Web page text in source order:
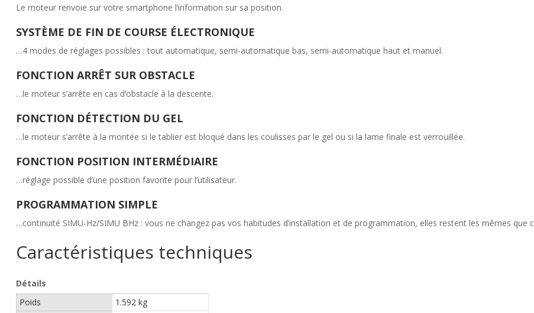
Le moteur renvoie sur votre smartphone l’information sur sa position.
SYSTÈME DE FIN DE COURSE ÉLECTRONIQUE
…4 modes de réglages possibles : tout automatique, semi-automatique bas, semi-automatique haut et manuel.
FONCTION ARRÊT SUR OBSTACLE
…le moteur s’arrête en cas d’obstacle à la descente.
FONCTION DÉTECTION DU GEL
…le moteur s’arrête à la montée si le tablier est bloqué dans les coulisses par le gel ou si la lame finale est verrouillée.
FONCTION POSITION INTERMÉDIAIRE
…réglage possible d’une position favorite pour l’utilisateur.
PROGRAMMATION SIMPLE
…continuité SIMU-Hz/SIMU BHz : vous ne changez pas vos habitudes d’installation et de programmation, elles restent les mêmes que
Caractéristiques techniques
Détails
Poids
1.592 kg